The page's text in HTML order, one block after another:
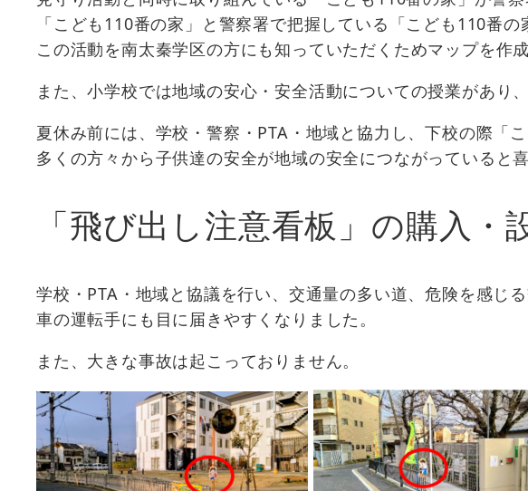
「こども110番の家」と警察署で把握している「こども110番
この活動を南太秦学区の方にも知っていただくためマップを作
また、小学校では地域の安心・安全活動についての授業があり
夏休み前には、学校・警察・PTA・地域と協力し、下校の際「
多くの方々から子供達の安全が地域の安全につながっていると
「飛び出し注意看板」の購入・
学校・PTA・地域と協議を行い、交通量の多い道、危険を感じ
車の運転手にも目に届きやすくなりました。
また、大きな事故は起こっておりません。